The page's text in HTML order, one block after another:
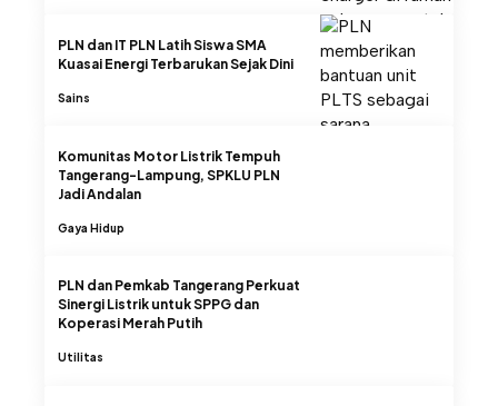
PLN dan IT PLN Latih Siswa SMA
Kuasai Energi Terbarukan Sejak Dini
Sains
Komunitas Motor Listrik Tempuh
Tangerang-Lampung, SPKLU PLN
Jadi Andalan
Gaya Hidup
PLN dan Pemkab Tangerang Perkuat
Sinergi Listrik untuk SPPG dan
Koperasi Merah Putih
Utilitas